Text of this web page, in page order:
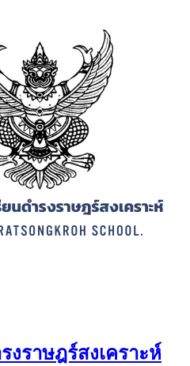
งราษฎร์สงเคราะห์